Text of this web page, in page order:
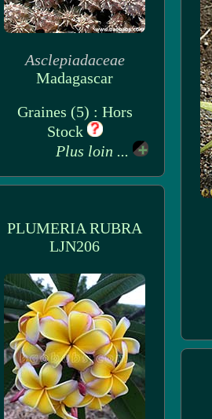
Asclepiadaceae
Madagascar
Graines (5) : Hors
Stock
Plus loin ...
PLUMERIA RUBRA
LJN206